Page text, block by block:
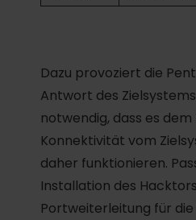
Dazu provoziert die
Antwort des
notwendig, dass es
Konnektivität vom
daher funktionieren.
Installation des
Portweiterleitung für die